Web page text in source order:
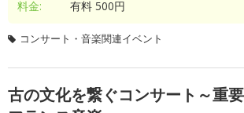
料金: 有料 500円
コンサート・音楽関連イベント
古の文化を繋ぐコンサート～重